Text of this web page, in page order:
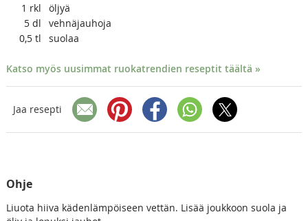
1 rkl
öljyä
5 dl
vehnäjauhoja
0,5 tl suolaa
Katso myös uusimmat ruokatrendien reseptit täältä »
Jaa resepti
Ohje
Liuota hiiva kädenlämpöiseen vettän. Lisää joukkoon suola ja